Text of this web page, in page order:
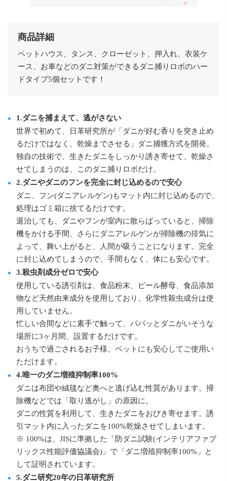
商品詳細
ペットハウス、タンス、クローゼット、押入れ、衣装ケ
ース、お車などのダニ対策ができるダニ捕りロボのハー
ドタイプ5個セットです！
1.ダニを捕まえて、逃がさない
世界で初めて、日革研究所が「ダニが好む香りを突き止め
るだけではなく、乾燥までさせる」ダニ捕獲方式を開発。
独自の技術で、生きたダニをしっかり誘き寄せて、乾燥さ
せてしまうのは、このダニ捕りロボだけ。
2.ダニやダニのフンを完全に封じ込めるので安心
ダニ、フン(ダニアレルゲン)もマット内に封じ込めるので、
処理はゴミ箱に捨てるだけです。
退治しても、ダニやフンが室内に散らばっていると、掃除
機をかける手間、さらにダニアレルゲンが掃除機の排気に
よって、舞い上がると、人間が吸うことになります。完全
に封じ込めてしまうので、手間もなく、体にも安心です。
3.殺虫剤成分ゼロで安心
使用している誘引剤は、食品粉末、ビール酵母、食品添加
物など天然由来成分を使用しており、化学性殺虫成分は使
用していません。
忙しい合間などに素手で触って、パパッとダニがいそうな
場所に3ヶ月間、設置するだけです。
おうちで過ごされるお子様、ペットにも安心してご使用い
ただけます。
4.唯一のダニ増殖抑制率100%
ダニは布団や絨毯など奥へと逃げ込む性質があります。掃
除機などでは「取り逃がし」の原因に。
ダニの性質を利用して、生きたダニをおびき寄せます。誘
引マット内に入ったダニを100%乾燥させてしまいます。
※ 100%は、JISに準拠した「防ダニ試験(インテリアファブ
リックス性能評価協議会)」で「ダニ増殖抑制率100%」と
して証明されています。
5.ダニ研究20年の日革研究所